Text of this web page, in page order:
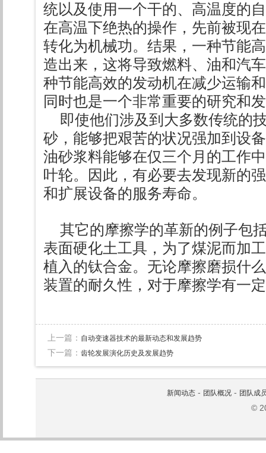
统以及使用一个干的、高温度的
在高温下绝热的操作，先前被现
转化为机械功。结果，一种节能
造出来，这将导致燃料、油和汽
种节能高效的发动机在减少运输
同时也是一个非常重要的研究和
即使他们涉及到大多数传统的
砂，能够把艰苦的状况强加到设
油砂浆料能够在仅三个月的工作
叶轮。因此，有必要去发现新的
和扩展设备的服务寿命。
其它的摩擦学的革新的例子包
表面硬化土工具，为了煤泥而加
植入的钛合金。无论摩擦磨损什
装置的耐久性，对于摩擦学有一
上一篇： 自动变速器技术的最新动态和发展趋势
下一篇： 齿轮发展演化历史及发展趋势
新闻动态 - 团队概况 - 团队成
©